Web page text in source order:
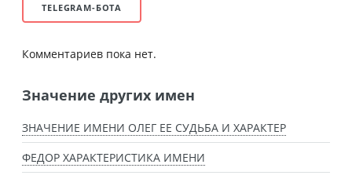
TELEGRAM-БОТА
Комментариев пока нет.
Значение других имен
ЗНАЧЕНИЕ ИМЕНИ ОЛЕГ ЕЕ СУДЬБА И ХАРАКТЕР
ФЕДОР ХАРАКТЕРИСТИКА ИМЕНИ